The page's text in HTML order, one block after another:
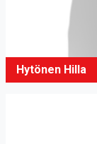
Hytönen Hilla